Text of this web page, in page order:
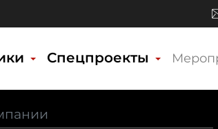
Спецпроекты